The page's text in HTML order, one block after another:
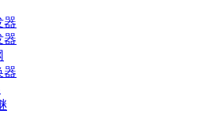
器
器
器